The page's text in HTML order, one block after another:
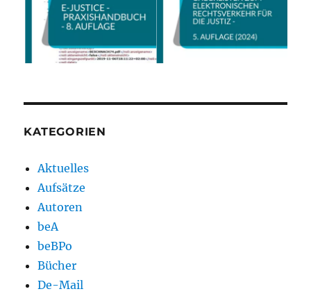
KATEGORIEN
Aktuelles
Aufsätze
Autoren
beA
beBPo
Bücher
De-Mail